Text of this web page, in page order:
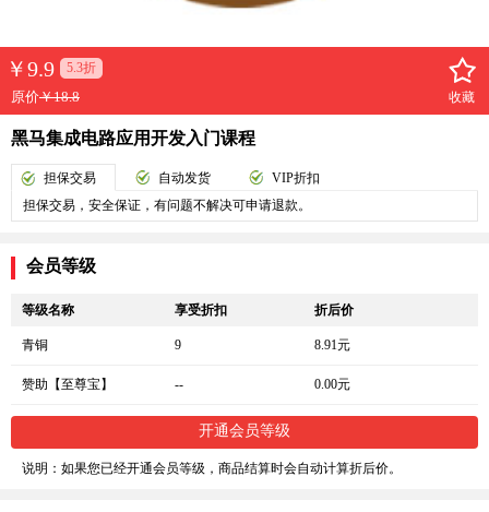
￥9.9 5.3折
原价￥18.8 收藏
黑马集成电路应用开发入门课程
担保交易 自动发货
VIP折扣
担保交易，安全保证，有问题不解决可申请退款。
会员等级
等级名称 享受折扣 折后价
青铜 9 8.91元
赞助【至尊宝】 -- 0.00元
开通会员等级
说明：如果您已经开通会员等级，商品结算时会自动计算折后价。